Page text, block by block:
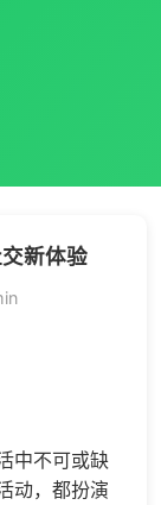
新体验
中不可或缺
动，都扮演